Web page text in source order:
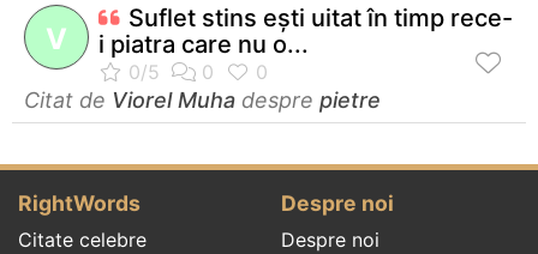
V
Suflet stins eşti uitat în timp rece-
i piatra care nu o...
Citat de Viorel Muha despre pietre
RightWords
Citate celebre
Despre noi
Despre noi